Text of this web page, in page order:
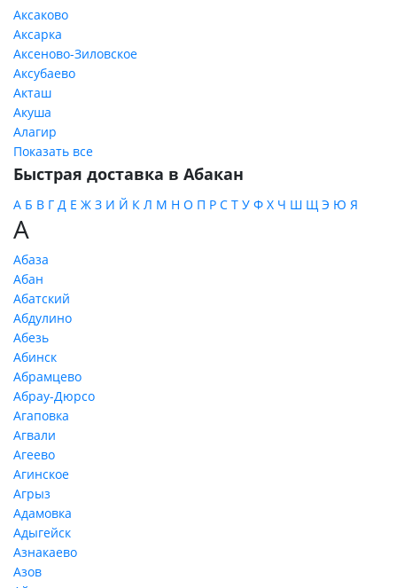
Аксаково
Аксарка
Аксеново-Зиловское
Аксубаево
Акташ
Акуша
Алагир
Показать все
Быстрая доставка в Абакан
А Б В Г Д Е Ж З И Й К Л М Н О П Р С Т У Ф Х Ч Ш Щ Э Ю Я
А
Абаза
Абан
Абатский
Абдулино
Абезь
Абинск
Абрамцево
Абрау-Дюрсо
Агаповка
Агвали
Агеево
Агинское
Агрыз
Адамовка
Адыгейск
Азнакаево
Азов